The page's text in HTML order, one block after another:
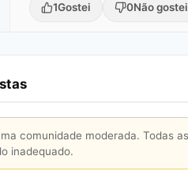
1Gostei 0Não gostei
comunidade moderada. Todas
inadequado.